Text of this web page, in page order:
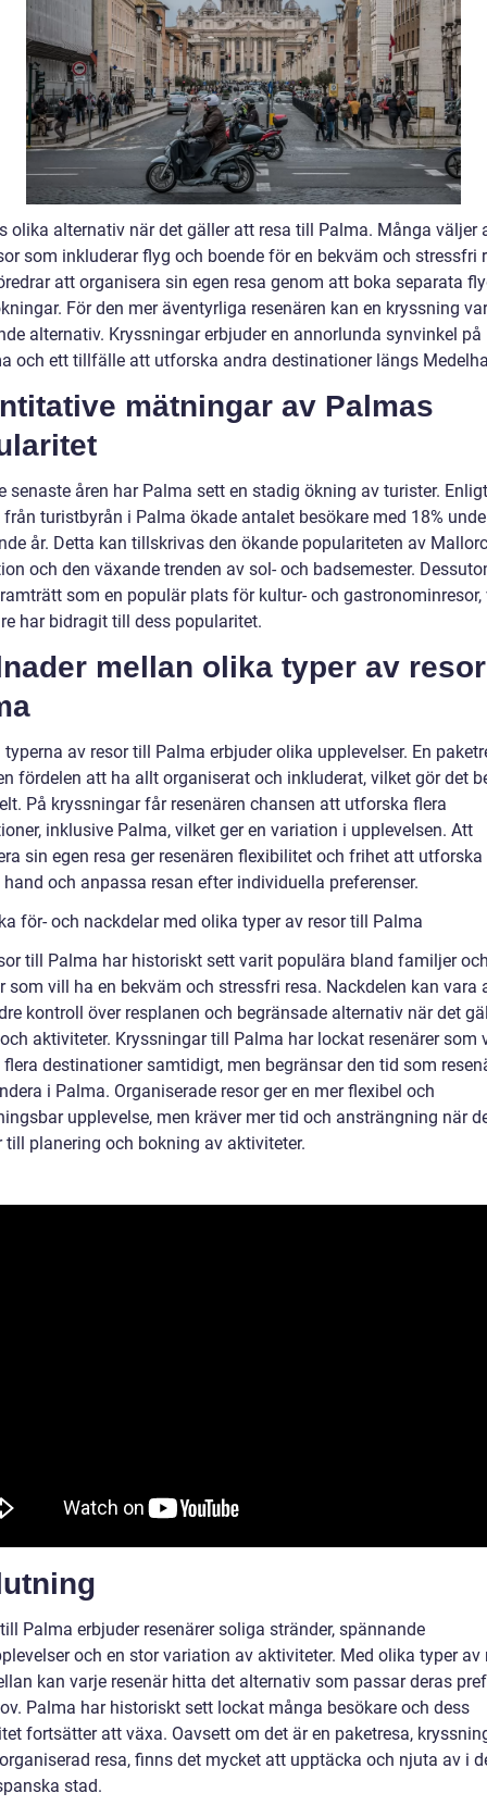
olika alternativ när det gäller att resa till Palma. Många väljer
som inkluderar flyg och boende för en bekväm och stressfri
att organisera sin egen resa genom att boka separata
För den mer äventyrliga resenären kan en kryssning
alternativ. Kryssningar erbjuder en annorlunda synvinkel på
och ett tillfälle att utforska andra destinationer längs
mätningar av Palmas
senaste åren har Palma sett en stadig ökning av turister. Enligt
turistbyrån i Palma ökade antalet besökare med 18%
år. Detta kan tillskrivas den ökande populariteten av
och den växande trenden av sol- och badsemester.
som en populär plats för kultur- och gastronominresor,
har bidragit till dess popularitet.
mellan olika typer av
typerna av resor till Palma erbjuder olika upplevelser. En
fördelen att ha allt organiserat och inkluderat, vilket gör det
På kryssningar får resenären chansen att utforska flera
inklusive Palma, vilket ger en variation i upplevelsen. Att
sin egen resa ger resenären flexibilitet och frihet att
hand och anpassa resan efter individuella preferenser.
för- och nackdelar med olika typer av resor till Palma
till Palma har historiskt sett varit populära bland familjer
som vill ha en bekväm och stressfri resa. Nackdelen kan vara
kontroll över resplanen och begränsade alternativ när det
aktiviteter. Kryssningar till Palma har lockat resenärer som
destinationer samtidigt, men begränsar den tid som
i Palma. Organiserade resor ger en mer flexibel och
upplevelse, men kräver mer tid och ansträngning när
till planering och bokning av aktiviteter.
Palma erbjuder resenärer soliga stränder, spännande
och en stor variation av aktiviteter. Med olika typer av
kan varje resenär hitta det alternativ som passar deras
Palma har historiskt sett lockat många besökare och dess
fortsätter att växa. Oavsett om det är en paketresa,
resa, finns det mycket att upptäcka och njuta av i
stad.